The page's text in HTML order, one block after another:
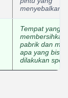
menyebalkan.
Tempat yang
membersihkan
pabrik dan
apa yang bisa
dilakukan